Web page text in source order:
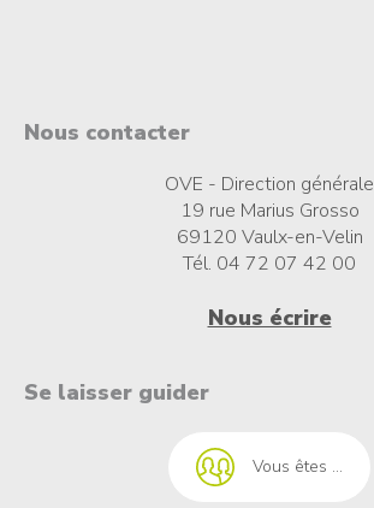
Nous contacter
OVE - Direction générale
19 rue Marius Grosso
69120 Vaulx-en-Velin
Tél. 04 72 07 42 00
Nous écrire
Se laisser guider
Vous êtes ...